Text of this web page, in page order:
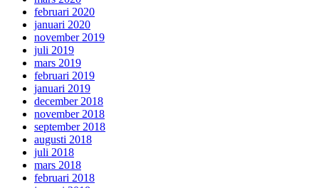
februari 2020
januari 2020
november 2019
juli 2019
mars 2019
februari 2019
januari 2019
december 2018
november 2018
september 2018
augusti 2018
juli 2018
mars 2018
februari 2018